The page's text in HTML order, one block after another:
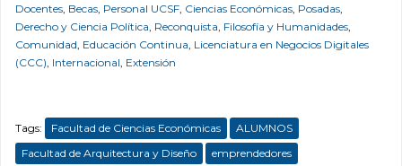
Docentes Becas Personal UCSF Ciencias Económicas Posadas
Derecho y Ciencia Política Reconquista Filosofía y Humanidades
Comunidad Educación Continua Licenciatura en Negocios Digitales
(CCC) Internacional Extensión
Tags: Facultad de Ciencias Económicas
ALUMNOS
Facultad de Arquitectura y Diseño
emprendedores